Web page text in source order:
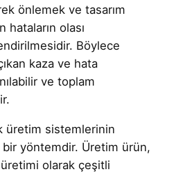
önlemek ve tasarım
hataların olası
Böylece
kaza ve hata
ve toplam
üretim sistemlerinin
bir yöntemdir. Üretim ürün,
olarak çeşitli